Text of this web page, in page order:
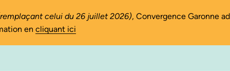
celui du 26 juillet 2026), Convergence Garonne
en cliquant ici